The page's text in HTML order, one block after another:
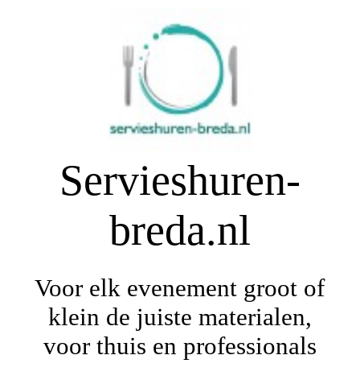
Servieshuren-
breda.nl
Voor elk evenement groot of
klein de juiste materialen,
voor thuis en professionals
WEB-SHOP
Impressie / algemene voorwaarden